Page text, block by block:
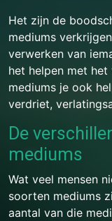
Het zijn de
mediums
verwerken van
het helpen met
mediums je ook
verdriet,
De
mediums
Wat veel mensen
soorten mediums
aantal van die